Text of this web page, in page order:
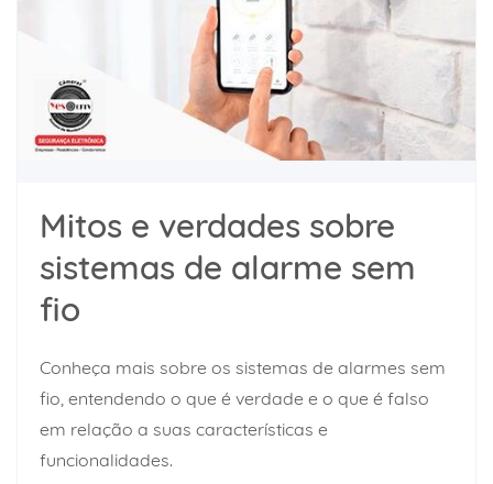
Mitos e verdades sobre
sistemas de alarme sem
fio
Conheça mais sobre os sistemas de alarmes sem
fio, entendendo o que é verdade e o que é falso
em relação a suas características e
funcionalidades.